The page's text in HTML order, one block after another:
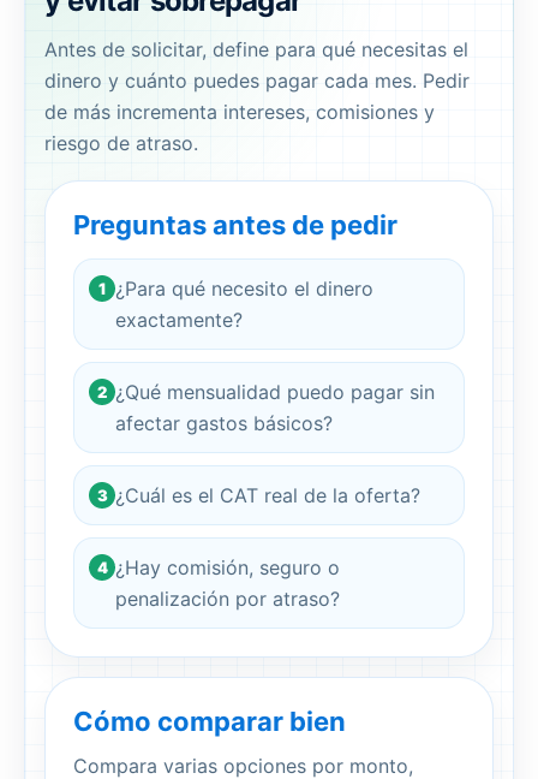
Antes de solicitar, define para qué necesitas el
dinero y cuánto puedes pagar cada mes. Pedir
de más incrementa intereses, comisiones y
riesgo de atraso.
Preguntas antes de pedir
1 ¿Para qué necesito el dinero
exactamente?
2 ¿Qué mensualidad puedo pagar sin
afectar gastos básicos?
3 ¿Cuál es el CAT real de la oferta?
4 ¿Hay comisión, seguro o
penalización por atraso?
Cómo comparar bien
Compara varias opciones por monto,